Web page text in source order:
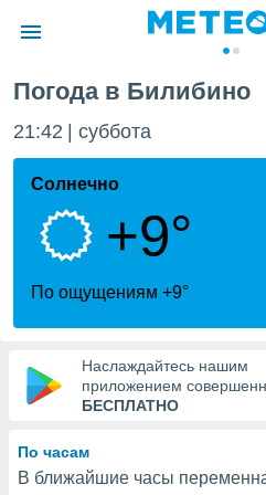
о
Вы можете
к этому
доступ
Погода в Билибино
21:42 суббота
Солнечно
+9°
По ощущениям +9°
Наслаждайтесь нашим
приложением
БЕСПЛАТНО
По часам
В ближайшие часы